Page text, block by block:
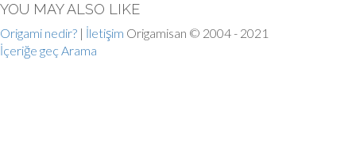
YOU MAY ALSO LIKE
Origami nedir? | İletişim Origamisan © 2004 - 2021
İçeriğe geç Arama